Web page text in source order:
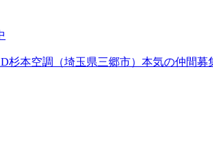
杉本空調（埼玉県三郷市）本気の仲間募